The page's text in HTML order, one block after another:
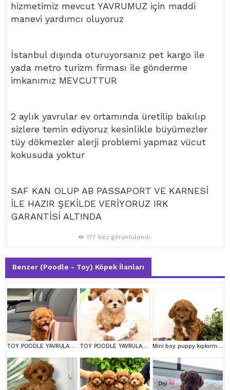
hizmetimiz mevcut YAVRUMUZ için maddi
manevi yardımcı oluyoruz
İstanbul dışında oturuyorsanız pet kargo ile
yada metro turizm firması ile gönderme
imkanımız MEVCUTTUR
2 aylık yavrular ev ortamında üretilip bakılıp
sizlere temin ediyoruz kesinlikle büyümezler
tüy dökmezler alerji problemi yapmaz vücut
kokusuda yoktur
SAF KAN OLUP AB PASSAPORT VE KARNESİ
İLE HAZIR ŞEKİLDE VERİYORUZ IRK
GARANTİSİ ALTINDA
177 kez görüntülendi.
Benzer (Poodle - Toy) Köpek İlanları
TOY POODLE YAVRULARIM TOY POODLE YAVRULARIM Mini boy puppy kıpkırmızı ev üretimi TOOY POODLE